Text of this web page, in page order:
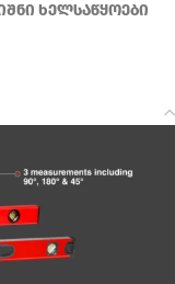
ხელსაწყოები